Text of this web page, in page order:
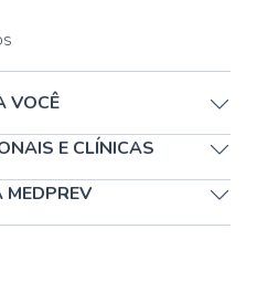
VOCÊ
E CLÍNICAS
MEDPREV